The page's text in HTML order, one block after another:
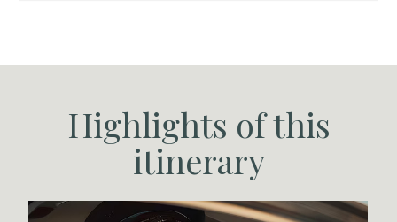
Highlights of this
itinerary